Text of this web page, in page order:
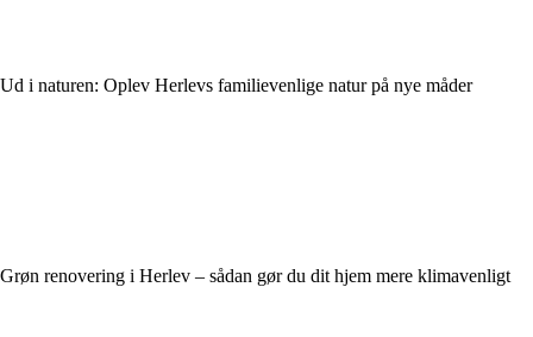
Ud i naturen: Oplev Herlevs familievenlige natur på nye måder
Grøn renovering i Herlev – sådan gør du dit hjem mere klimavenligt